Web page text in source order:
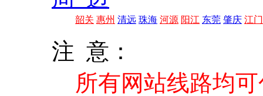
韶关 惠州 清远 珠海 河源 阳江 东莞 肇庆 江门
注 意：
所有网站线路均